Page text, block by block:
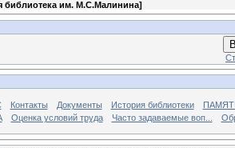
библиотека им. М.С.Малинина]
Контакты Документы История библиотеки
Оценка условий труда Часто задаваемые воп...